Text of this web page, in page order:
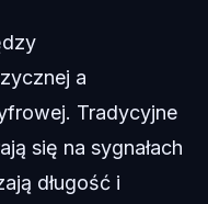
a
Tradycyjne
się na sygnałach
długość i